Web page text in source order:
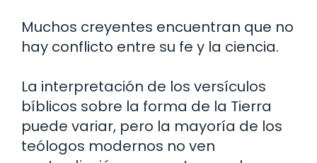
Muchos creyentes encuentran que no
hay conflicto entre su fe y la ciencia.
La interpretación de los versículos
bíblicos sobre la forma de la Tierra
puede variar, pero la mayoría de los
teólogos modernos no ven